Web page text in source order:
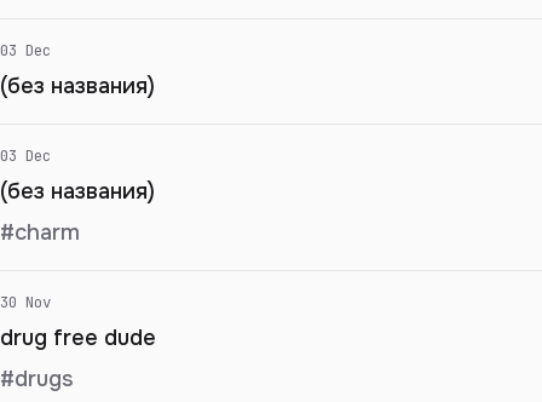
03 Dec
(без названия)
03 Dec
(без названия)
#charm
30 Nov
drug free dude
#drugs